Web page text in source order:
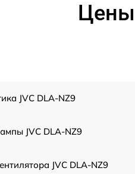
Цены
JVC DLA-NZ9
JVC DLA-NZ9
JVC DLA-NZ9